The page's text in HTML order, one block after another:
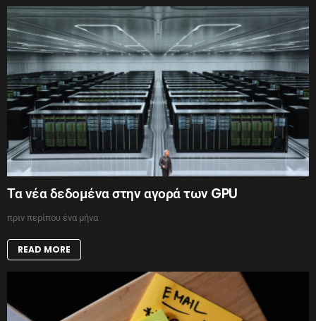
Τα νέα δεδομένα στην αγορά των GPU
πριν περίπου ένα μήνα
READ MORE